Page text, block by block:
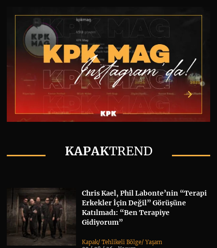
KAPAKTREND
Chris Kael, Phil Labonte’nin “Terapi
Erkekler İçin Değil” Görüşüne
Katılmadı: “Ben Terapiye
Gidiyorum”
Kapak/Tehlikeli Bölge/Yaşam